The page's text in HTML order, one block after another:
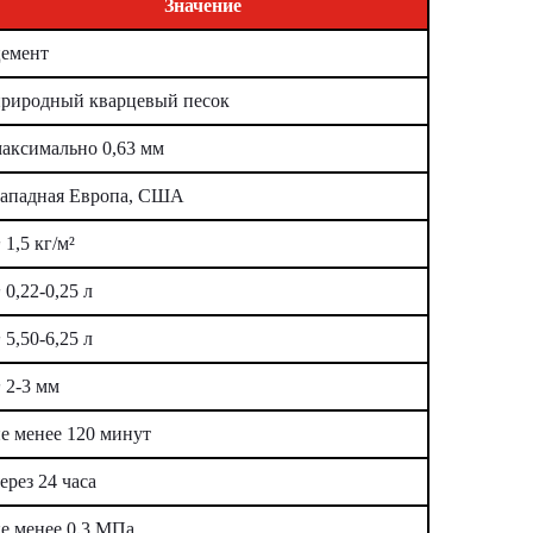
Значение
кварцевый песок
0,63 мм
Европа, США
1,5 кг/м²
0,22-0,25 л
5,50-6,25 л
2-3 мм
менее 120 минут
24 часа